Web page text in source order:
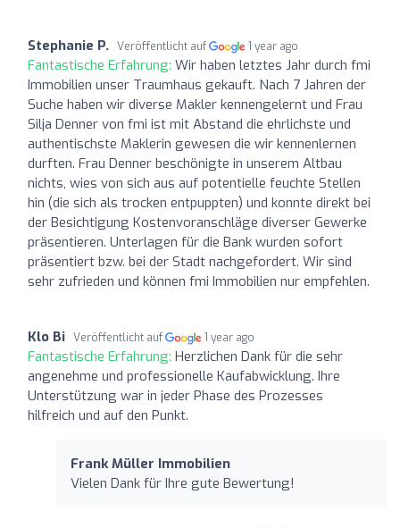
Stephanie P. Veröffentlicht auf 1 year ago
Fantastische Erfahrung: Wir haben letztes Jahr durch fmi
Immobilien unser Traumhaus gekauft. Nach 7 Jahren der
Suche haben wir diverse Makler kennengelernt und Frau
Silja Denner von fmi ist mit Abstand die ehrlichste und
authentischste Maklerin gewesen die wir kennenlernen
durften. Frau Denner beschönigte in unserem Altbau
nichts, wies von sich aus auf potentielle feuchte Stellen
hin (die sich als trocken entpuppten) und konnte direkt bei
der Besichtigung Kostenvoranschläge diverser Gewerke
präsentieren. Unterlagen für die Bank wurden sofort
präsentiert bzw. bei der Stadt nachgefordert. Wir sind
sehr zufrieden und können fmi Immobilien nur empfehlen.
Klo Bi Veröffentlicht auf 1 year ago
Fantastische Erfahrung: Herzlichen Dank für die sehr
angenehme und professionelle Kaufabwicklung. Ihre
Unterstützung war in jeder Phase des Prozesses
hilfreich und auf den Punkt.
Frank Müller Immobilien
Vielen Dank für Ihre gute Bewertung!